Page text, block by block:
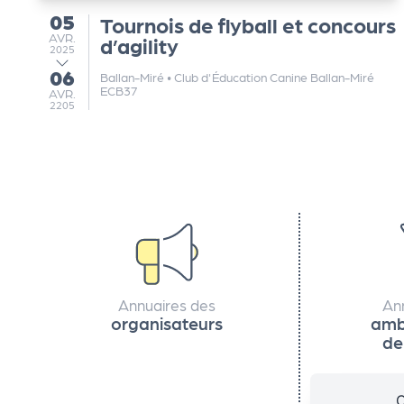
du
05
AVRIL
AVR.
2025
au
06
AVRIL
AVR.
2205
Tournois de flyball et concours
d’agility
Ballan-Miré •Club d'Éducation Canine Ballan-Miré
ECB37
Annuaires des
organisateurs
e
k